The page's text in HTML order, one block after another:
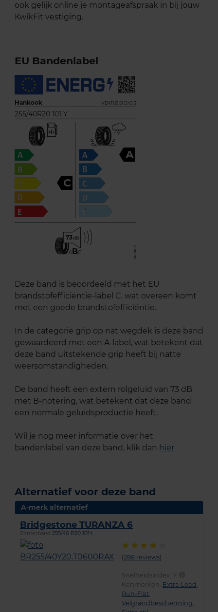
ook gelijk online je montageafspraak in bij jouw
KwikFit vestiging.
EU Bandenlabel
Hankook VENTUS S1 EVO 3
255/40R20 101 Y
C
A
73
ABC
Deze band is beoordeeld met het EU
brandstofefficiëntie-label C, wat overeen komt
met een goede brandstofefficiëntie.
In de categorie grip op nat wegdek is deze band
gewaardeerd met een A-label, wat betekent dat
deze band uitstekende grip heeft bij natte
weersomstandigheden.
De band heeft een extern rolgeluid van 73 dB
met B-notering, wat betekent dat deze band
een normale geluidsproductie heeft.
Wil je nog meer informatie over het
bandenlabel van deze band, klik dan hier
Alternatief voor deze band
A-merk alternatief
Bridgestone TURANZA 6
Zomerband 255/40 R20 101Y
(288 reviews)
Snelheidsindex: Y
Kenmerken: Extra Load
Run-Flat
Velgrandbescherming